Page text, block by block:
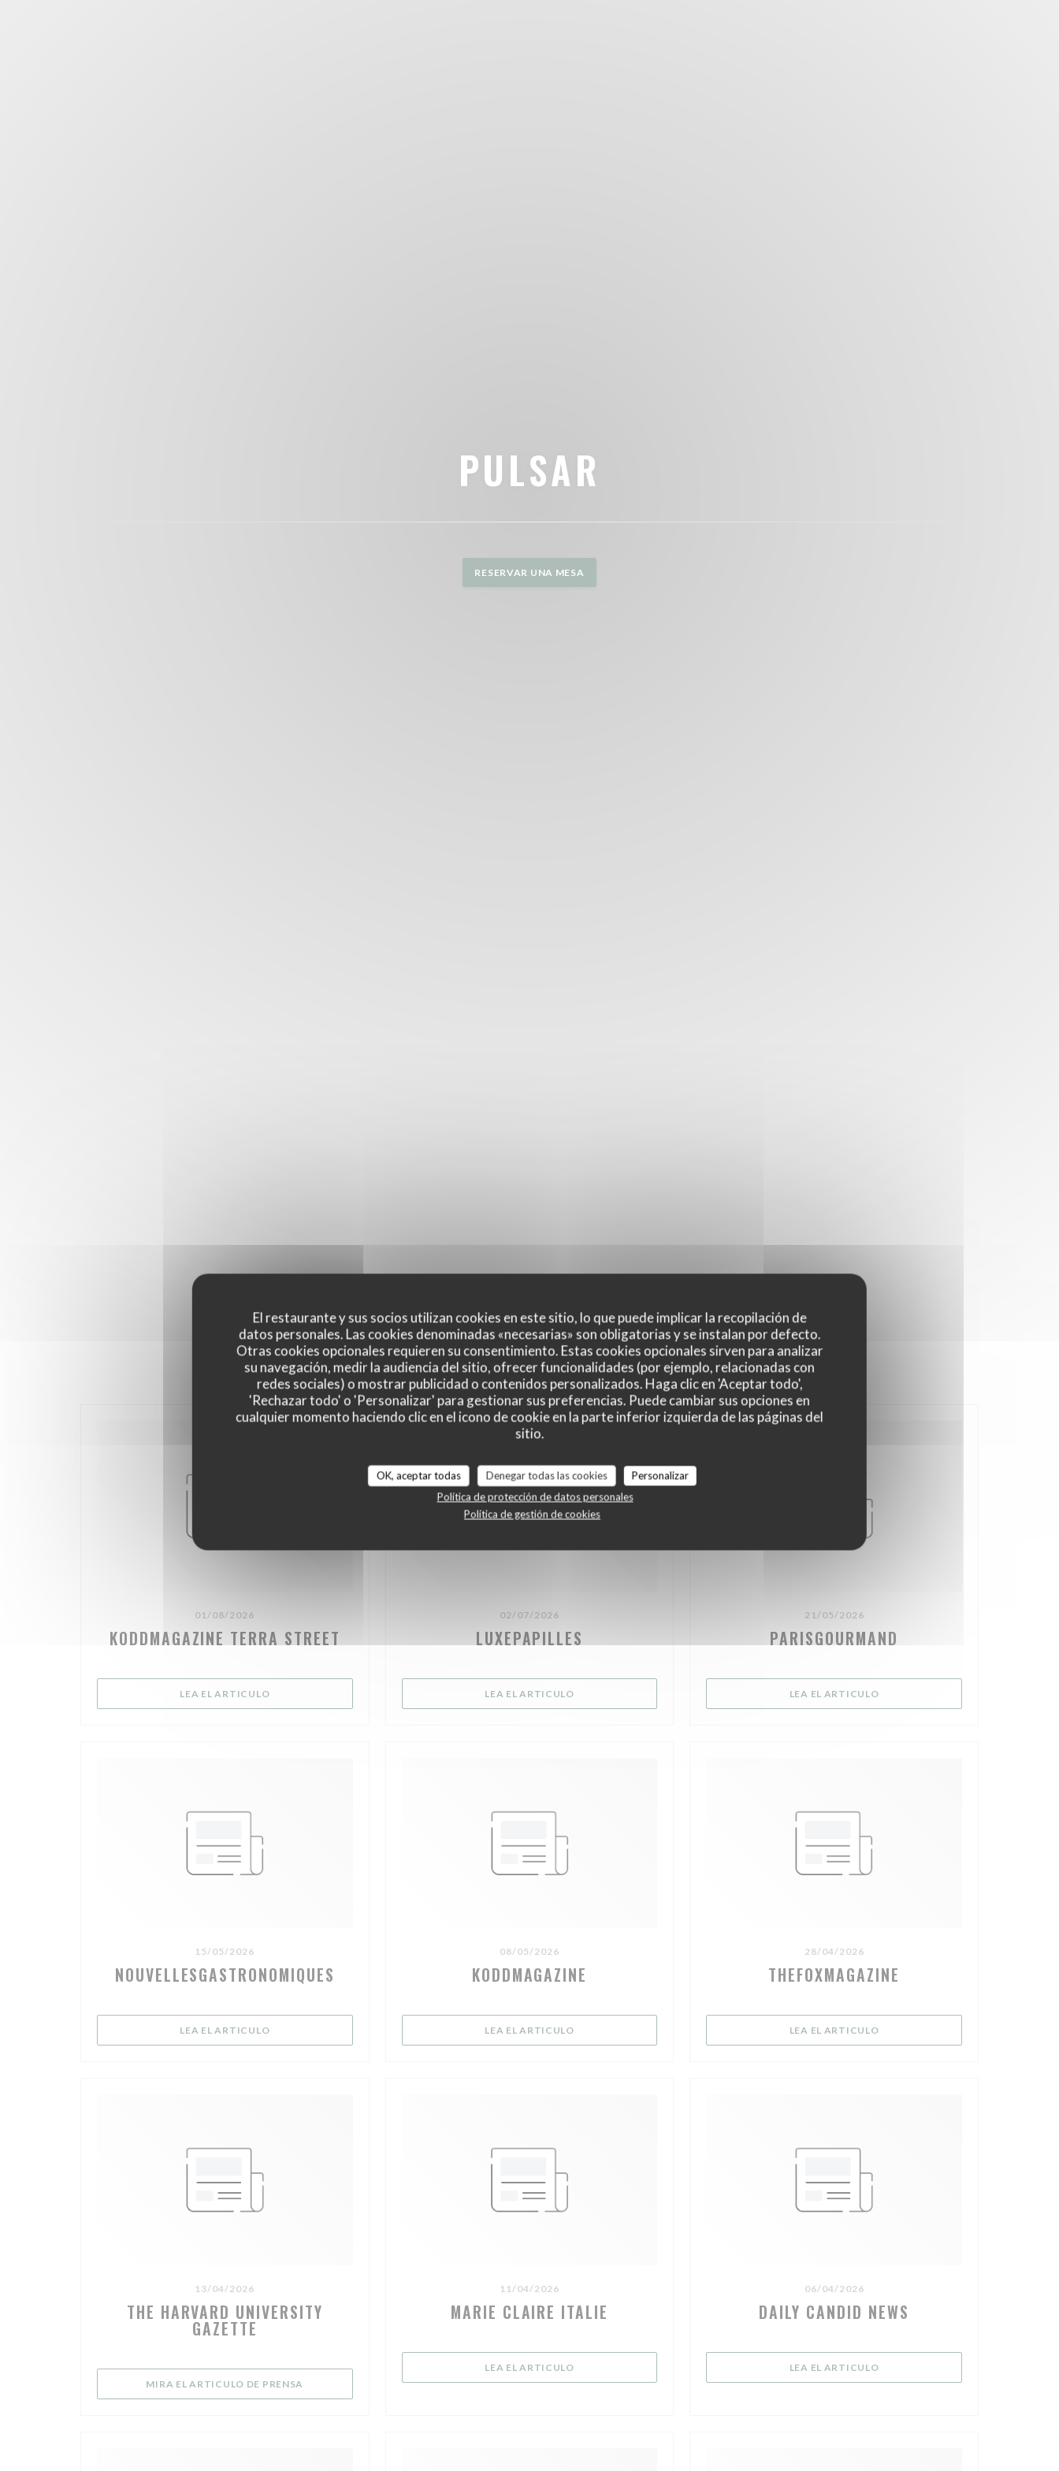
El restaurante y sus socios utilizan cookies en este sitio, lo que puede implicar la recopilación de
datos personales. Las cookies denominadas «necesarias» son obligatorias y se instalan por defecto.
Otras cookies opcionales requieren su consentimiento. Estas cookies opcionales sirven para analizar
su navegación, medir la audiencia del sitio, ofrecer funcionalidades (por ejemplo, relacionadas con
redes sociales) o mostrar publicidad o contenidos personalizados. Haga clic en 'Aceptar todo',
'Rechazar todo' o 'Personalizar' para gestionar sus preferencias. Puede cambiar sus opciones en
cualquier momento haciendo clic en el icono de cookie en la parte inferior izquierda de las páginas del
sitio.
OK, aceptar todas Denegar todas las cookies
Personalizar
Política de protección de datos personales
Política de gestión de cookies
PULSAR
RESERVAR UNA MESA
01/08/2026
KODDMAGAZINE TERRA STREET
LEA EL ARTICULO((ABRE EN UNA NUEVA VENTANA))
02/07/2026
LUXEPAPILLES
LEA EL ARTICULO((ABRE EN UNA NUEVA VENTANA))
21/05/2026
PARISGOURMAND
LEA EL ARTICULO((ABRE EN UNA NUEVA VENTANA))
15/05/2026
NOUVELLESGASTRONOMIQUES
LEA EL ARTICULO((ABRE EN UNA NUEVA VENTANA))
08/05/2026
KODDMAGAZINE
LEA EL ARTICULO((ABRE EN UNA NUEVA VENTANA))
28/04/2026
THEFOXMAGAZINE
LEA EL ARTICULO((ABRE EN UNA NUEVA VENTANA))
13/04/2026
THE HARVARD UNIVERSITY
GAZETTE
MIRA EL ARTICULO DE PRENSA ((ABRE EN UNA NUEVA VENTANA))
11/04/2026
MARIE CLAIRE ITALIE
LEA EL ARTICULO((ABRE EN UNA NUEVA VENTANA))
06/04/2026
DAILY CANDID NEWS
LEA EL ARTICULO((ABRE EN UNA NUEVA VENTANA))